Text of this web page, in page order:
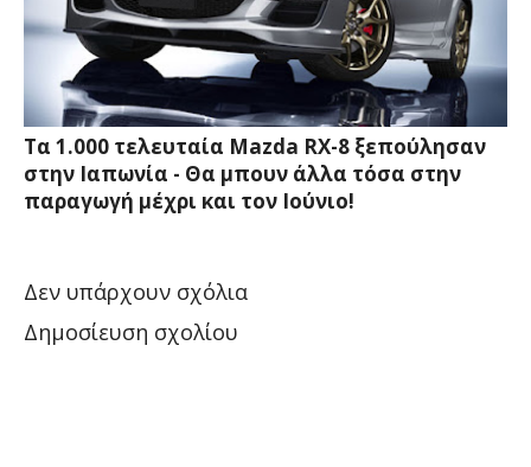
Τα 1.000 τελευταία Mazda RX-8 ξεπούλησαν
στην Ιαπωνία - Θα μπουν άλλα τόσα στην
παραγωγή μέχρι και τον Ιούνιο!
Δεν υπάρχουν σχόλια
Δημοσίευση σχολίου